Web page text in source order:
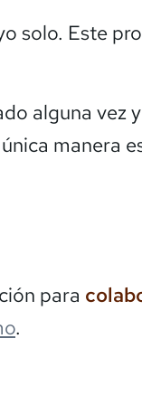
solo. Este
alguna vez
manera
para
.